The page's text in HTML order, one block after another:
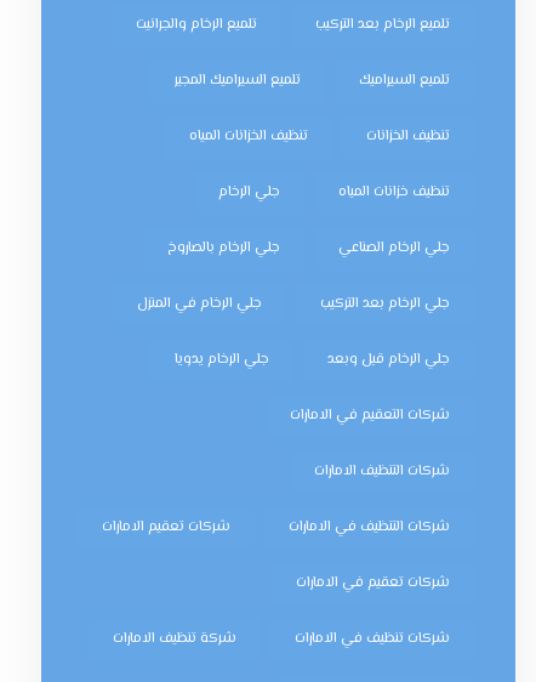
تلميع الرخام بعد التركيب تلميع الرخام والجرانيت
تلميع السيراميك تلميع السيراميك المجير
تنظيف الخزانات تنظيف الخزانات المياه
تنظيف خزانات المياه جلي الرخام
جلي الرخام الصناعي جلي الرخام بالصاروخ
جلي الرخام بعد التركيب جلي الرخام في المنزل
جلي الرخام قبل وبعد جلي الرخام يدويا
شركات التعقيم في الامارات
شركات التنظيف الامارات
شركات التنظيف في الامارات شركات تعقيم الامارات
شركات تعقيم في الامارات
شركات تنظيف في الامارات شركة تنظيف الامارات